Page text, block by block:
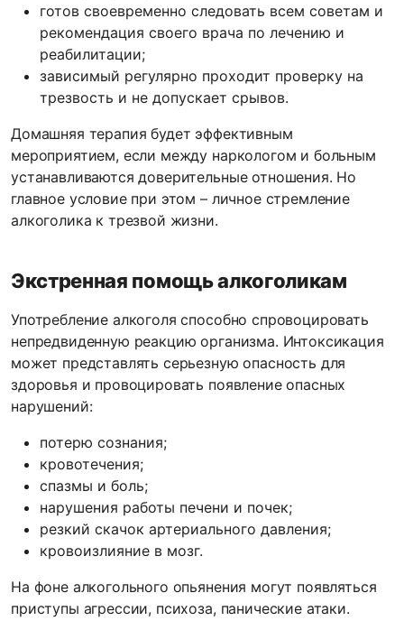
готов своевременно следовать всем советам и
рекомендация своего врача по лечению и
реабилитации;
зависимый регулярно проходит проверку на
трезвость и не допускает срывов.
Домашняя терапия будет эффективным
мероприятием, если между наркологом и больным
устанавливаются доверительные отношения. Но
главное условие при этом – личное стремление
алкоголика к трезвой жизни.
Экстренная помощь алкоголикам
Употребление алкоголя способно спровоцировать
непредвиденную реакцию организма. Интоксикация
может представлять серьезную опасность для
здоровья и провоцировать появление опасных
нарушений:
потерю сознания;
кровотечения;
спазмы и боль;
нарушения работы печени и почек;
резкий скачок артериального давления;
кровоизлияние в мозг.
На фоне алкогольного опьянения могут появляться
приступы агрессии, психоза, панические атаки.